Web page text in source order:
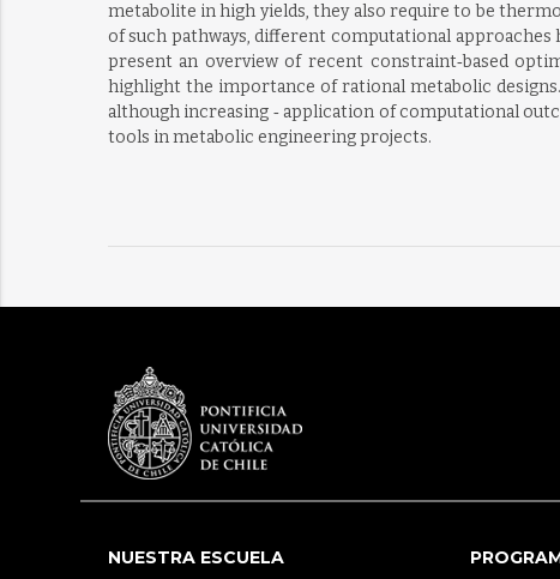
metabolite in high yields, they also require to be
of such pathways, different computational
present an overview of recent constraint‐based
highlight the importance of rational metabolic
although increasing ‐ application of computational
tools in metabolic engineering projects.
NUESTRA ESCUELA